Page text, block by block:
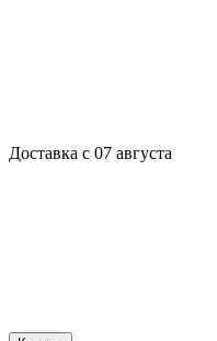
Доставка с 07 августа